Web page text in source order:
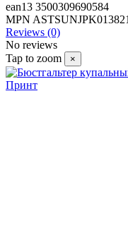
ean13 3500309690584
MPN
Reviews (0)
No reviews
Tap to zoom
×